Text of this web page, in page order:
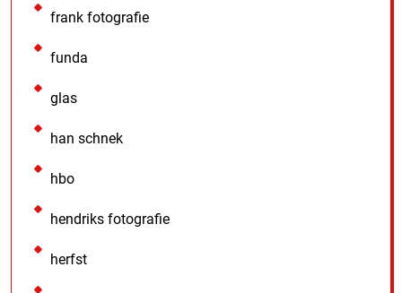
frank fotografie
funda
glas
han schnek
hbo
hendriks fotografie
herfst